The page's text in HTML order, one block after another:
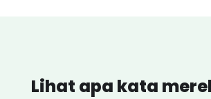
Lihat apa kata